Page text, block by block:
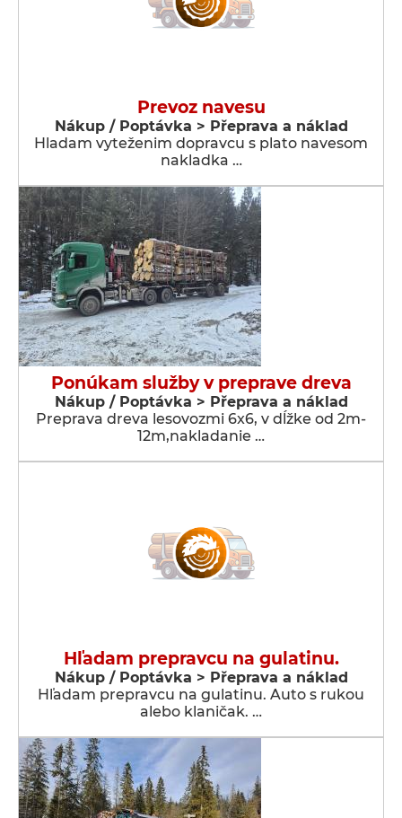
Prevoz navesu
Nákup / Poptávka > Přeprava a náklad
Hladam vyteženim dopravcu s plato navesom
nakladka …
Ponúkam služby v preprave dreva
Nákup / Poptávka > Přeprava a náklad
Preprava dreva lesovozmi 6x6, v dĺžke od 2m-
12m,nakladanie …
Hľadam prepravcu na gulatinu.
Nákup / Poptávka > Přeprava a náklad
Hľadam prepravcu na gulatinu. Auto s rukou
alebo klaničak. …